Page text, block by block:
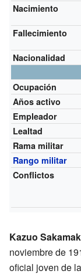
Nacimiento
Fallecimiento
Nacionalidad
Ocupación
Años activo
Empleador
Lealtad
Rama militar
Rango militar
Conflictos
Kazuo
noviembre de
oficial joven de la